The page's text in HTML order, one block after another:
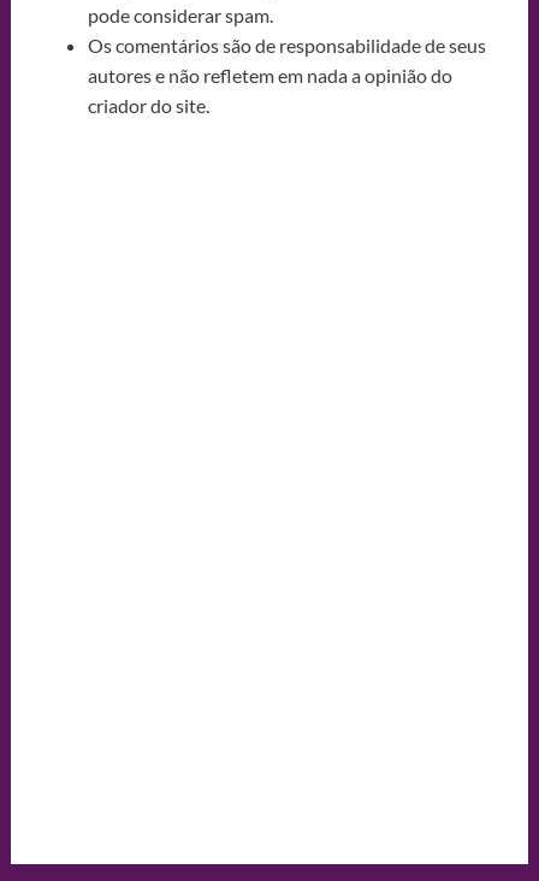
pode considerar spam.
Os comentários são de responsabilidade de seus
autores e não refletem em nada a opinião do
criador do site.